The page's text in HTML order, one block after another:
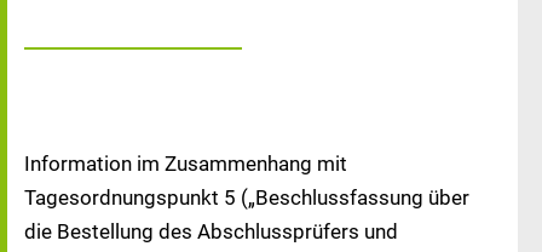
Information im Zusammenhang mit
Tagesordnungspunkt 5 („Beschlussfassung über
die Bestellung des Abschlussprüfers und